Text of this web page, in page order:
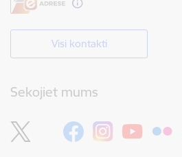
Visi kontakti
Sekojiet mums